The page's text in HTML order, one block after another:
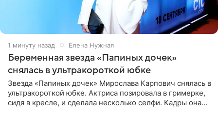
2 минуты назад Елена Нужная
Беременная звезда «Папиных дочек»
снялась в ультракороткой юбке
Звезда «Папиных дочек» Мирослава Карпович снялась в
ультракороткой юбке. Актриса позировала в гримерке,
сидя в кресле, и сделала несколько селфи. Кадры она